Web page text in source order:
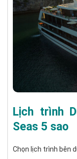
Lịch trình
Seas 5 sao
Chọn lịch trình bên